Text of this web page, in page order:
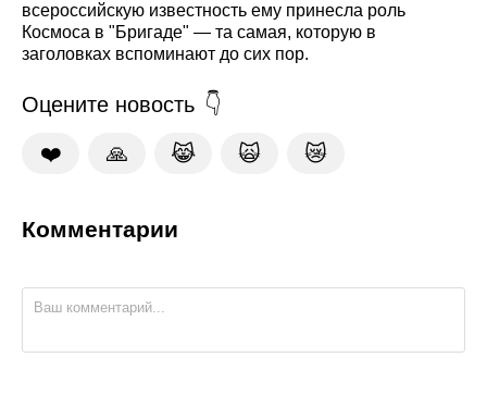
всероссийскую известность ему принесла роль
Космоса в "Бригаде" — та самая, которую в
заголовках вспоминают до сих пор.
Оцените новость
❤️ 🙏 😹 🙀 😿
Комментарии